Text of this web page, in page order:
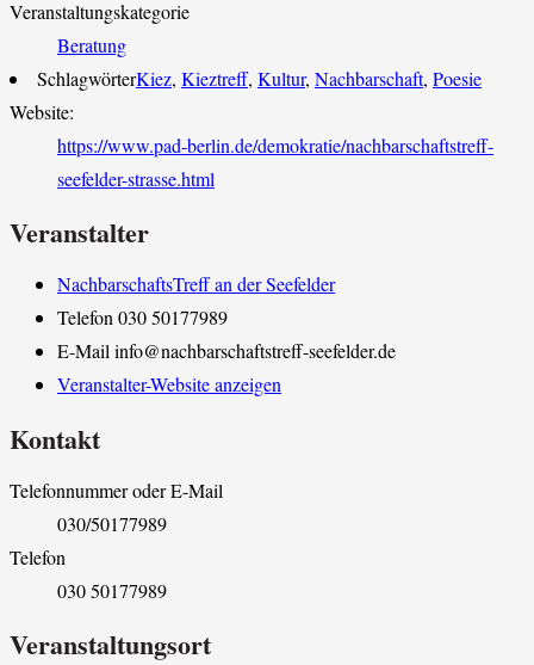
Veranstaltungskategorie
Beratung
SchlagwörterKiez, Kieztreff, Kultur, Nachbarschaft, Poesie
Website:
https://www.pad-berlin.de/demokratie/nachbarschaftstreff-
seefelder-strasse.html
Veranstalter
NachbarschaftsTreff an der Seefelder
Telefon030 50177989
E-Mailinfo@nachbarschaftstreff-seefelder.de
Veranstalter-Website anzeigen
Kontakt
Telefonnummer oder E-Mail
030/50177989
Telefon
030 50177989
Veranstaltungsort